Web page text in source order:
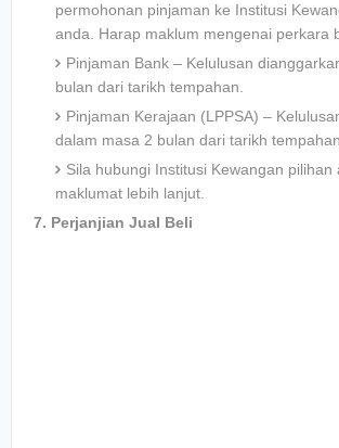
permohonan pinjaman ke Institusi
anda. Harap maklum mengenai perkara
Pinjaman Bank – Kelulusan
bulan dari tarikh tempahan.
Pinjaman Kerajaan (LPPSA) –
dalam masa 2 bulan dari tarikh tempahan.
Sila hubungi Institusi Kewangan pilihan
maklumat lebih lanjut.
7. Perjanjian Jual Beli